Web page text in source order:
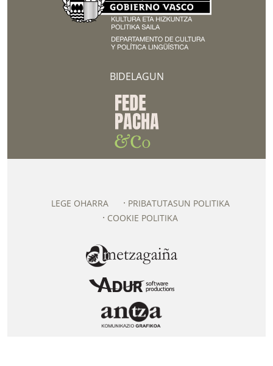
BIDELAGUN
LEGE OHARRA
PRIBATUTASUN POLITIKA
COOKIE POLITIKA